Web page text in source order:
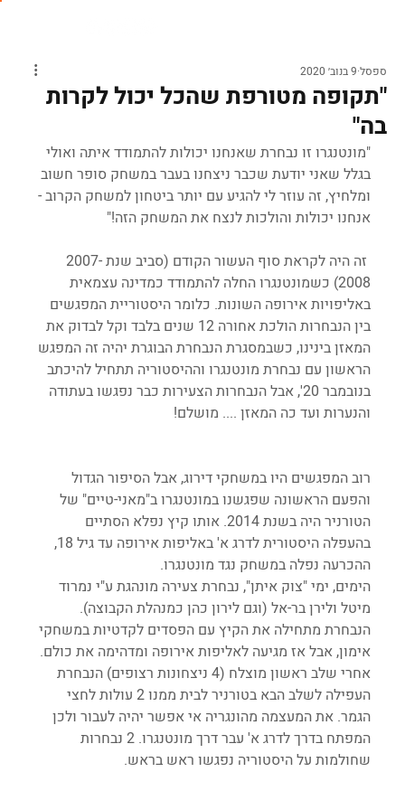
"תקופה מטורפת שהכל יכול לקרות
בה"
ספסל 9 בנוב׳ 2020
"מונטנגרו זו נבחרת שאנחנו יכולות להתמודד איתה ואולי
בגלל שאני יודעת שכבר ניצחנו בעבר במשחק סופר חשוב
ומלחיץ, זה עוזר לי להגיע עם יותר ביטחון למשחק הקרוב -
אנחנו יכולות והולכות לנצח את המשחק הזה!"
זה היה לקראת סוף העשור הקודם (סביב שנת 2007-
2008) כשמונטנגרו החלה להתמודד כמדינה עצמאית
באליפויות אירופה השונות. כלומר היסטוריית המפגשים
בין הנבחרות הולכת אחורה 12 שנים בלבד וקל לבדוק את
המאזן בינינו, כשבמסגרת הנבחרת הבוגרת יהיה זה המפגש
הראשון עם נבחרת מונטנגרו וההיסטוריה תתחיל להיכתב
בנובמבר 20', אבל הנבחרות הצעירות כבר נפגשו בעתודה
והנערות ועד כה המאזן .... מושלם!
רוב המפגשים היו במשחקי דירוג, אבל הסיפור הגדול
והפעם הראשונה שפגשנו במונטנגרו ב"מאני-טיים" של
הטורניר היה בשנת 2014. אותו קיץ נפלא הסתיים
בהעפלה היסטורית לדרג א' באליפות אירופה עד גיל 18,
ההכרעה נפלה במשחק נגד מונטנגרו.
הימים, ימי "צוק איתן", נבחרת צעירה מונהגת ע"י נמרוד
מיטל ולירן בר-אל (וגם לירון כהן כמנהלת הקבוצה).
הנבחרת מתחילה את הקיץ עם הפסדים לקדטיות במשחקי
אימון, אבל אז מגיעה לאליפות אירופה ומדהימה את כולם.
אחרי שלב ראשון מוצלח (4 ניצחונות רצופים) הנבחרת
העפילה לשלב הבא בטורניר לבית ממנו 2 עולות לחצי
הגמר. את המעצמה מהונגריה אי אפשר יהיה לעבור ולכן
המפתח בדרך לדרג א' עבר דרך מונטנגרו. 2 נבחרות
שחולמות על היסטוריה נפגשו ראש בראש.